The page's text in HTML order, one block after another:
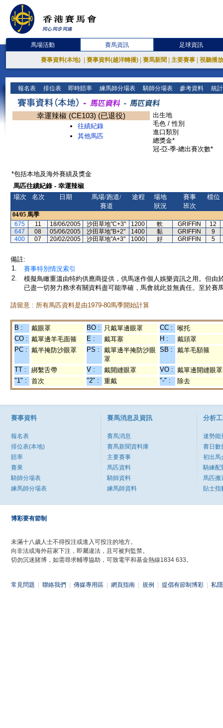
馬場活動 賽馬資訊 足球資訊
賽事資料(本地) 賽事資料(越洋轉播) 賽馬新聞 主要賽事 視聽播
報名表 排位表 即時賠率 練馬師分場表 騎師分場表 參考資料 統
幸運辣椒 (CE103) (已退役)
往績紀錄
其他馬匹
出生地
毛色 / 性別
進口類別
總獎金*
冠-亞-季-總出賽次數*
*包括本地及海外賽績及獎金
馬匹往績紀錄 - 幸運辣椒
場次
名次 日期
馬場/跑道/
賽道
途程
場地
狀況
賽事
班次
檔位
04/05 馬季
675
11 18/06/2005 沙田草地"C+3" 1200 軟 GRIFFIN
12
647
08 05/06/2005 沙田草地"B+2" 1400 黏 GRIFFIN
9
400
07 20/02/2005 沙田草地"A+3" 1000 好 GRIFFIN 5
備註:
1.
賽事特別情況索引
2.
模擬鳥瞰重溫由特約供應商提供，供馬迷作個人娛樂資訊之用。但
已盡一切努力務求有關資料盡可能準確，馬會就此並無責任。至於賽
請留意 : 所有馬匹資料是由1979-80馬季開始計算
B : 戴眼罩 BO : 只戴單邊眼罩 CC :
喉托
CO : 戴單邊羊毛面箍 E : 戴耳塞 H :
戴頭罩
PC : 戴半掩防沙眼罩 PS :
戴單邊半掩防沙眼
罩
SB : 戴羊毛額箍
TT : 綁繫舌帶 V : 戴開縫眼罩 VO : 戴單邊開縫眼罩
"1" :
首次 "2" : 重戴 "-" : 除去
賽事資料
報名表
排位表(本地)
賠率
賽果
騎師分場表
練馬師分場表
賽馬消息及資訊
賽馬消息
賽馬新聞資料庫
主要賽事
馬匹資料
騎師資料
練馬師資料
分析
速勢能
賽日數
初出馬
騎練配
馬匹搬
貼士指
博彩要有節制
未滿十八歲人士不得投注或進入可投注的地方。
向非法或海外莊家下注，即屬違法，且可被判監禁。
切勿沉迷賭博，如需尋求輔導協助，可致電平和基金熱線1834 633。
常見問題 聯絡我們 傳媒專用區 網頁指南 規例 提倡有節制博彩 私